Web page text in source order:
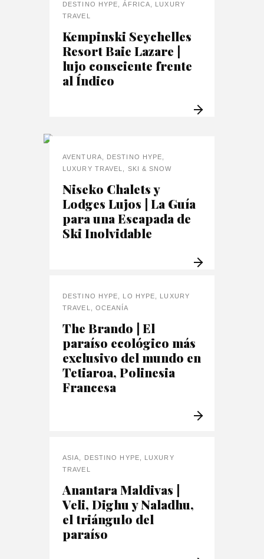
DESTINO HYPE ,ÁFRICA
LUXURY
TRAVEL
Kempinski Seychelles
Resort Baie Lazare |
lujo consciente frente
al Índico
AVENTURA, DESTINO HYPE,
LUXURY TRAVEL, SKI & SNOW
Niseko Chalets y
Lodges Lujos | La Guía
para una Escapada de
Ski Inolvidable
DESTINO HYPE LO HYPE
LUXURY
TRAVEL
OCEANÍA
The Brando | El
paraíso ecológico más
exclusivo del mundo en
Tetiaroa, Polinesia
Francesa
ASIA DESTINO HYPE
LUXURY
TRAVEL
Anantara Maldivas |
Veli, Dighu y Naladhu,
el triángulo del
paraíso